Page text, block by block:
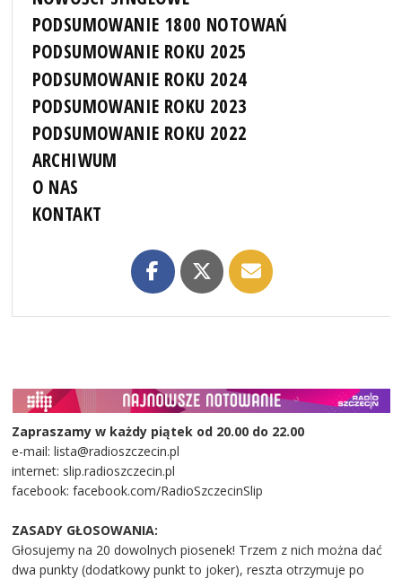
PODSUMOWANIE 1800 NOTOWAŃ
PODSUMOWANIE ROKU 2025
PODSUMOWANIE ROKU 2024
PODSUMOWANIE ROKU 2023
PODSUMOWANIE ROKU 2022
ARCHIWUM
O NAS
KONTAKT
Zapraszamy w każdy piątek od 20.00 do 22.00
e-mail: lista@radioszczecin.pl
internet: slip.radioszczecin.pl
facebook: facebook.com/RadioSzczecinSlip
ZASADY GŁOSOWANIA:
Głosujemy na 20 dowolnych piosenek! Trzem z nich można dać
dwa punkty (dodatkowy punkt to joker), reszta otrzymuje po